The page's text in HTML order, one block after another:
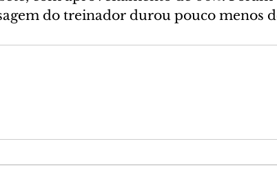
do treinador durou pouco menos